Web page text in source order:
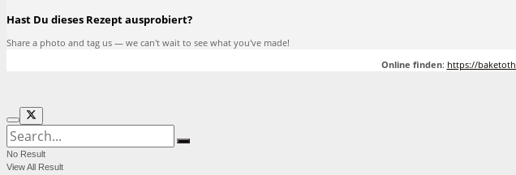
Hast Du dieses Rezept ausprobiert?
Share a photo and tag us — we can't wait to see what you've made!
Online finden: https://
No Result
View All Result